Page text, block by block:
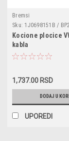
Bremsi
Sku: 1J0698151B /
1J0698151H /
1J0698151J /
1S0698151 /
6R0698151A
Kocione plocice
kabla
1,737.00 RSD
DODAJ U
UPOREDI